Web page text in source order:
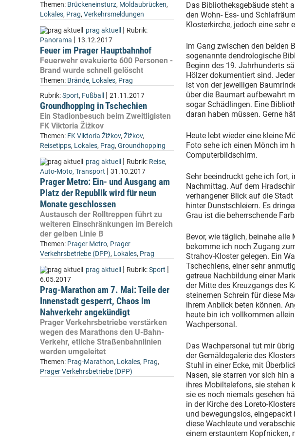
Themen: Brückeneinsturz, Moldaubrücken,
Lokales, Prag, Verkehrsmeldungen
prag aktuell | Rubrik:
Panorama | 13.12.2017
Feuer im Prager Hauptbahnhof
Feuerwehr evakuierte 600 Personen -
Brand wurde schnell gelöscht
Themen: Brände, Lokales, Prag
Rubrik:Sport, Fußball | 21.11.2017
Groundhopping in Tschechien
Ein Stadionbesuch beim Zweitligisten
FK Viktoria Žižkov
Themen: FK Viktoria Žižkov, Žižkov,
Reisetipps, Lokales, Prag, Groundhopping
prag aktuell | Rubrik: Reise,
Auto-Moto, Transport | 31.10.2017
Prager Metro: Ein- und Ausgang am
Platz der Republik wird für neun
Monate geschlossen
Austausch der Rolltreppen führt zu
weiteren Einschränkungen im Bereich
der gelben Linie B
Themen: Prager Metro, Prager
Verkehrsbetriebe (DPP), Lokales, Prag
prag aktuell | Rubrik:Sport |
6.05.2017
Prag-Marathon am 7. Mai: Teile der
Innenstadt gesperrt, Chaos im
Nahverkehr angekündigt
Prager Verkehrsbetriebe verstärken
wegen des Marathons den U-Bahn-
Verkehr, etliche Straßenbahnlinien
werden umgeleitet
Themen: Prag-Marathon, Lokales, Prag,
Prager Verkehrsbetriebe (DPP)
Das Bibliotheksgebäude steht
den Wohn- Ess- und
Klosterkirche, jedoch eine sehr
Im Gang zwischen den beiden
sogenannte dendrologische
Beginn des 19. Jahrhunderts
Hölzer dokumentiert sind.
ist von der jeweiligen
über die Baumart aufbewahrt
sogar Schädlingen. Eine
daran haben müssen. Gerne
Heute lebt wieder eine kleine
Foto sehe ich einen Mönch im
Computerbildschirm.
Sehr beeindruckt gehe ich fort,
Nachmittag. Auf dem
verhangener Blick auf die
hinter Dunstschleiern. Es
Grau ist die beherrschende
Bevor, wie täglich, beinahe
bekomme ich noch Zugang
Strahov-Kloster gelegen. Ein
Tschechiens, einer sehr
getreue Nachbildung einer
der Mitte des Kreuzgangs des
steinernen Schrein für diese
ihrem Anblick beten können.
heute bin ich vollkommen
Wachpersonal.
Das Wachpersonal tut mir
der Gemäldegalerie des
Stuhl in einer Ecke, mit
Nasen, sie starren vor sich hin
ihres Mobiltelefons, sie stehen
sie es noch niemals gesehen
in der Kirche des Loreto-
und bewegungslos,
diese Wachleute und
einem erstauntem Kopfnicken,